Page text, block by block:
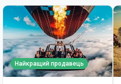
Найкращий продавець